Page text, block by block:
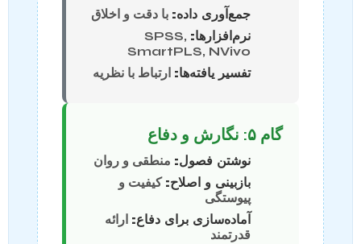
جمع‌آوری داده: با دقت و اخلاق
نرم‌افزارها: SPSS,
SmartPLS, NVivo
تفسیر یافته‌ها: ارتباط با نظریه
گام ۵: نگارش و دفاع
نوشتن فصول: منطقی و روان
بازبینی و اصلاح: کیفیت و
پیوستگی
آماده‌سازی برای دفاع: ارائه
قدرتمند